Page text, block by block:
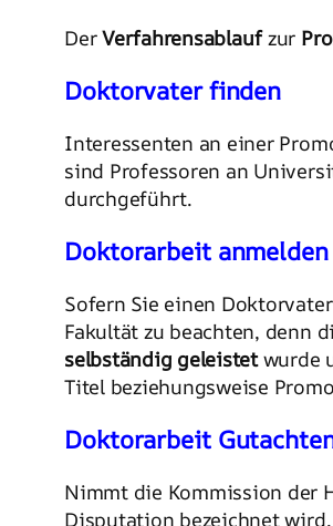
DerVerfahrensablaufzur
Doktorvater finden
Interessenten an einer
sind Professoren an
durchgeführt.
Doktorarbeit anmelden
Sofern Sie einen
Fakultät zu beachten, denn
selbständig geleistetwurde
Titel beziehungsweise
Doktorarbeit
Nimmt die Kommission der
Disputation bezeichnet